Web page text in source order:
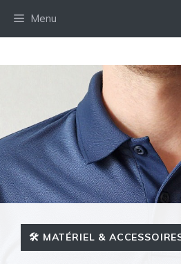
Menu
🛠️ MATÉRIEL &